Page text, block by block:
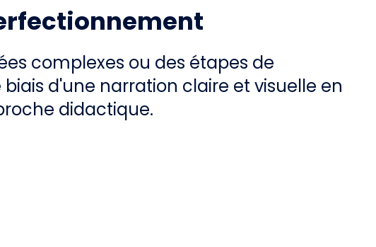
complexes ou des étapes de
d'une narration claire et visuelle en
didactique.